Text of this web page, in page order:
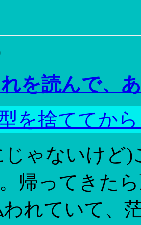
を読んで、
を捨ててか
ゃないけど
帰ってきた
われていて、